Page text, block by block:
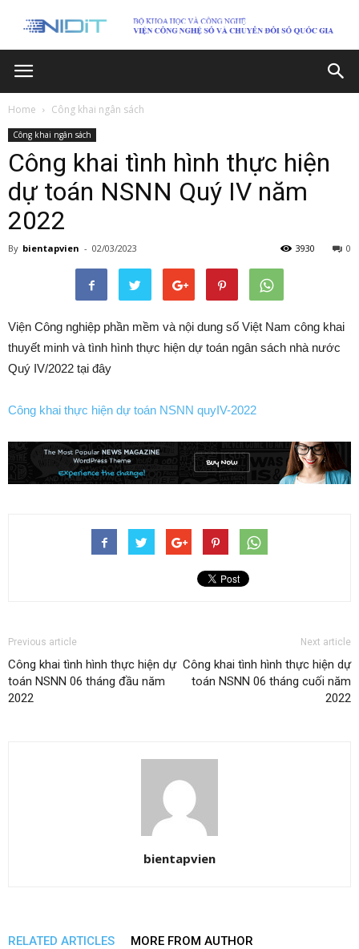
Home Công khai ngân sách
Công khai ngân sách
Công khai tình hình thực hiện
dự toán NSNN Quý IV năm
2022
By bientapvien - 02/03/2023 0
3930
Viện Công nghiệp phần mềm và nội dung số Việt Nam công khai
thuyết minh và tình hình thực hiện dự toán ngân sách nhà nước
Quý IV/2022 tại đây
Công khai thực hiện dự toán NSNN quyIV-2022
Previous article
Công khai tình hình thực hiện dự
toán NSNN 06 tháng đầu năm
2022
Next article
Công khai tình hình thực hiện dự
toán NSNN 06 tháng cuối năm
2022
bientapvien
RELATED ARTICLES MORE FROM AUTHOR